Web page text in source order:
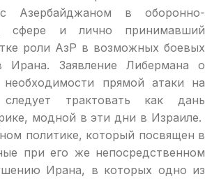
с Азербайджаном в оборонно-
сфере и лично принимавший
роли АзР в возможных боевых
Ирана. Заявление Либермана о
прямой атаки на
трактовать как дань
модной в эти дни в Израиле.
политике, который посвящен в
при его же непосредственном
Ирана, в которых одно из